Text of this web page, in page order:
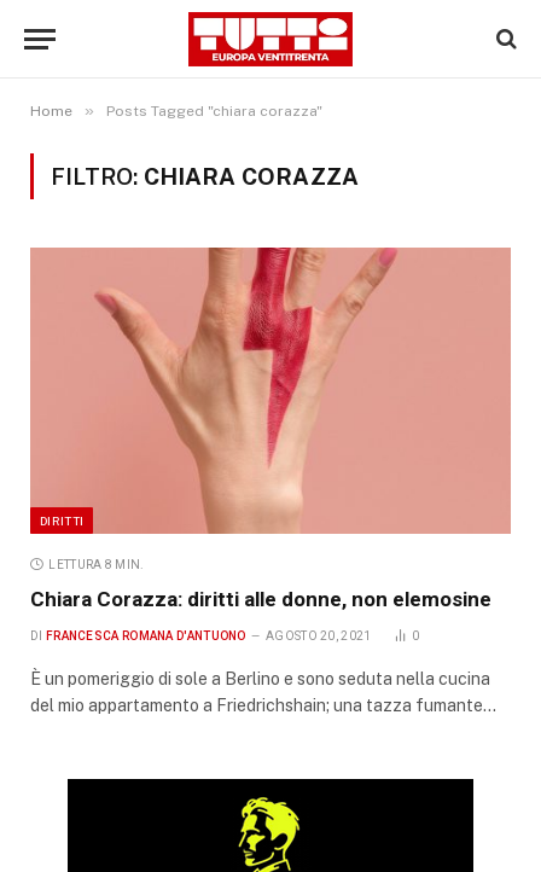
Home » Posts Tagged "chiara corazza"
FILTRO: CHIARA CORAZZA
DIRITTI
LETTURA 8 MIN.
Chiara Corazza: diritti alle donne, non elemosine
DI FRANCESCA ROMANA D'ANTUONO AGOSTO 20, 2021 0
È un pomeriggio di sole a Berlino e sono seduta nella cucina
del mio appartamento a Friedrichshain; una tazza fumante…